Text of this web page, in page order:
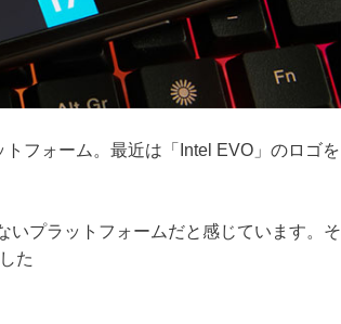
フォーム。最近は「Intel EVO」のロゴを
いプラットフォームだと感じています。そ
た